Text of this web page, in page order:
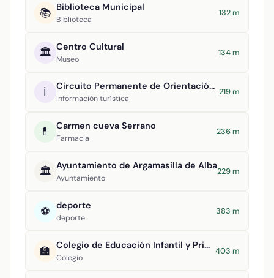
📚 Biblioteca Municipal
Biblioteca
132 m
🏛️ Centro Cultural
Museo
134 m
ℹ️ Circuito Permanente de Orientación Argamasilla de Alba
Información turística
219 m
💊 Carmen cueva Serrano
Farmacia
236 m
🏛️ Ayuntamiento de Argamasilla de Alba
Ayuntamiento
229 m
⚽ deporte
deporte
383 m
🏫 Colegio de Educación Infantil y Primaria Divino Maestro
Colegio
403 m